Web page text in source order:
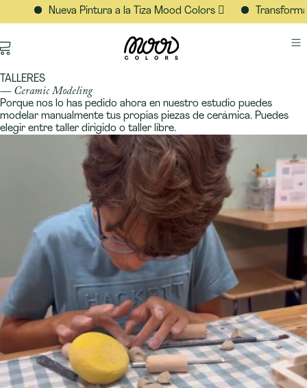
Nueva Pintura a la Tiza Mood Colors 🫟 Transforma
TALLERES
— Ceramic Modeling
Porque nos lo has pedido ahora en nuestro estudio puedes
modelar manualmente tus propias piezas de cerámica. Puedes
elegir entre taller dirigido o taller libre.